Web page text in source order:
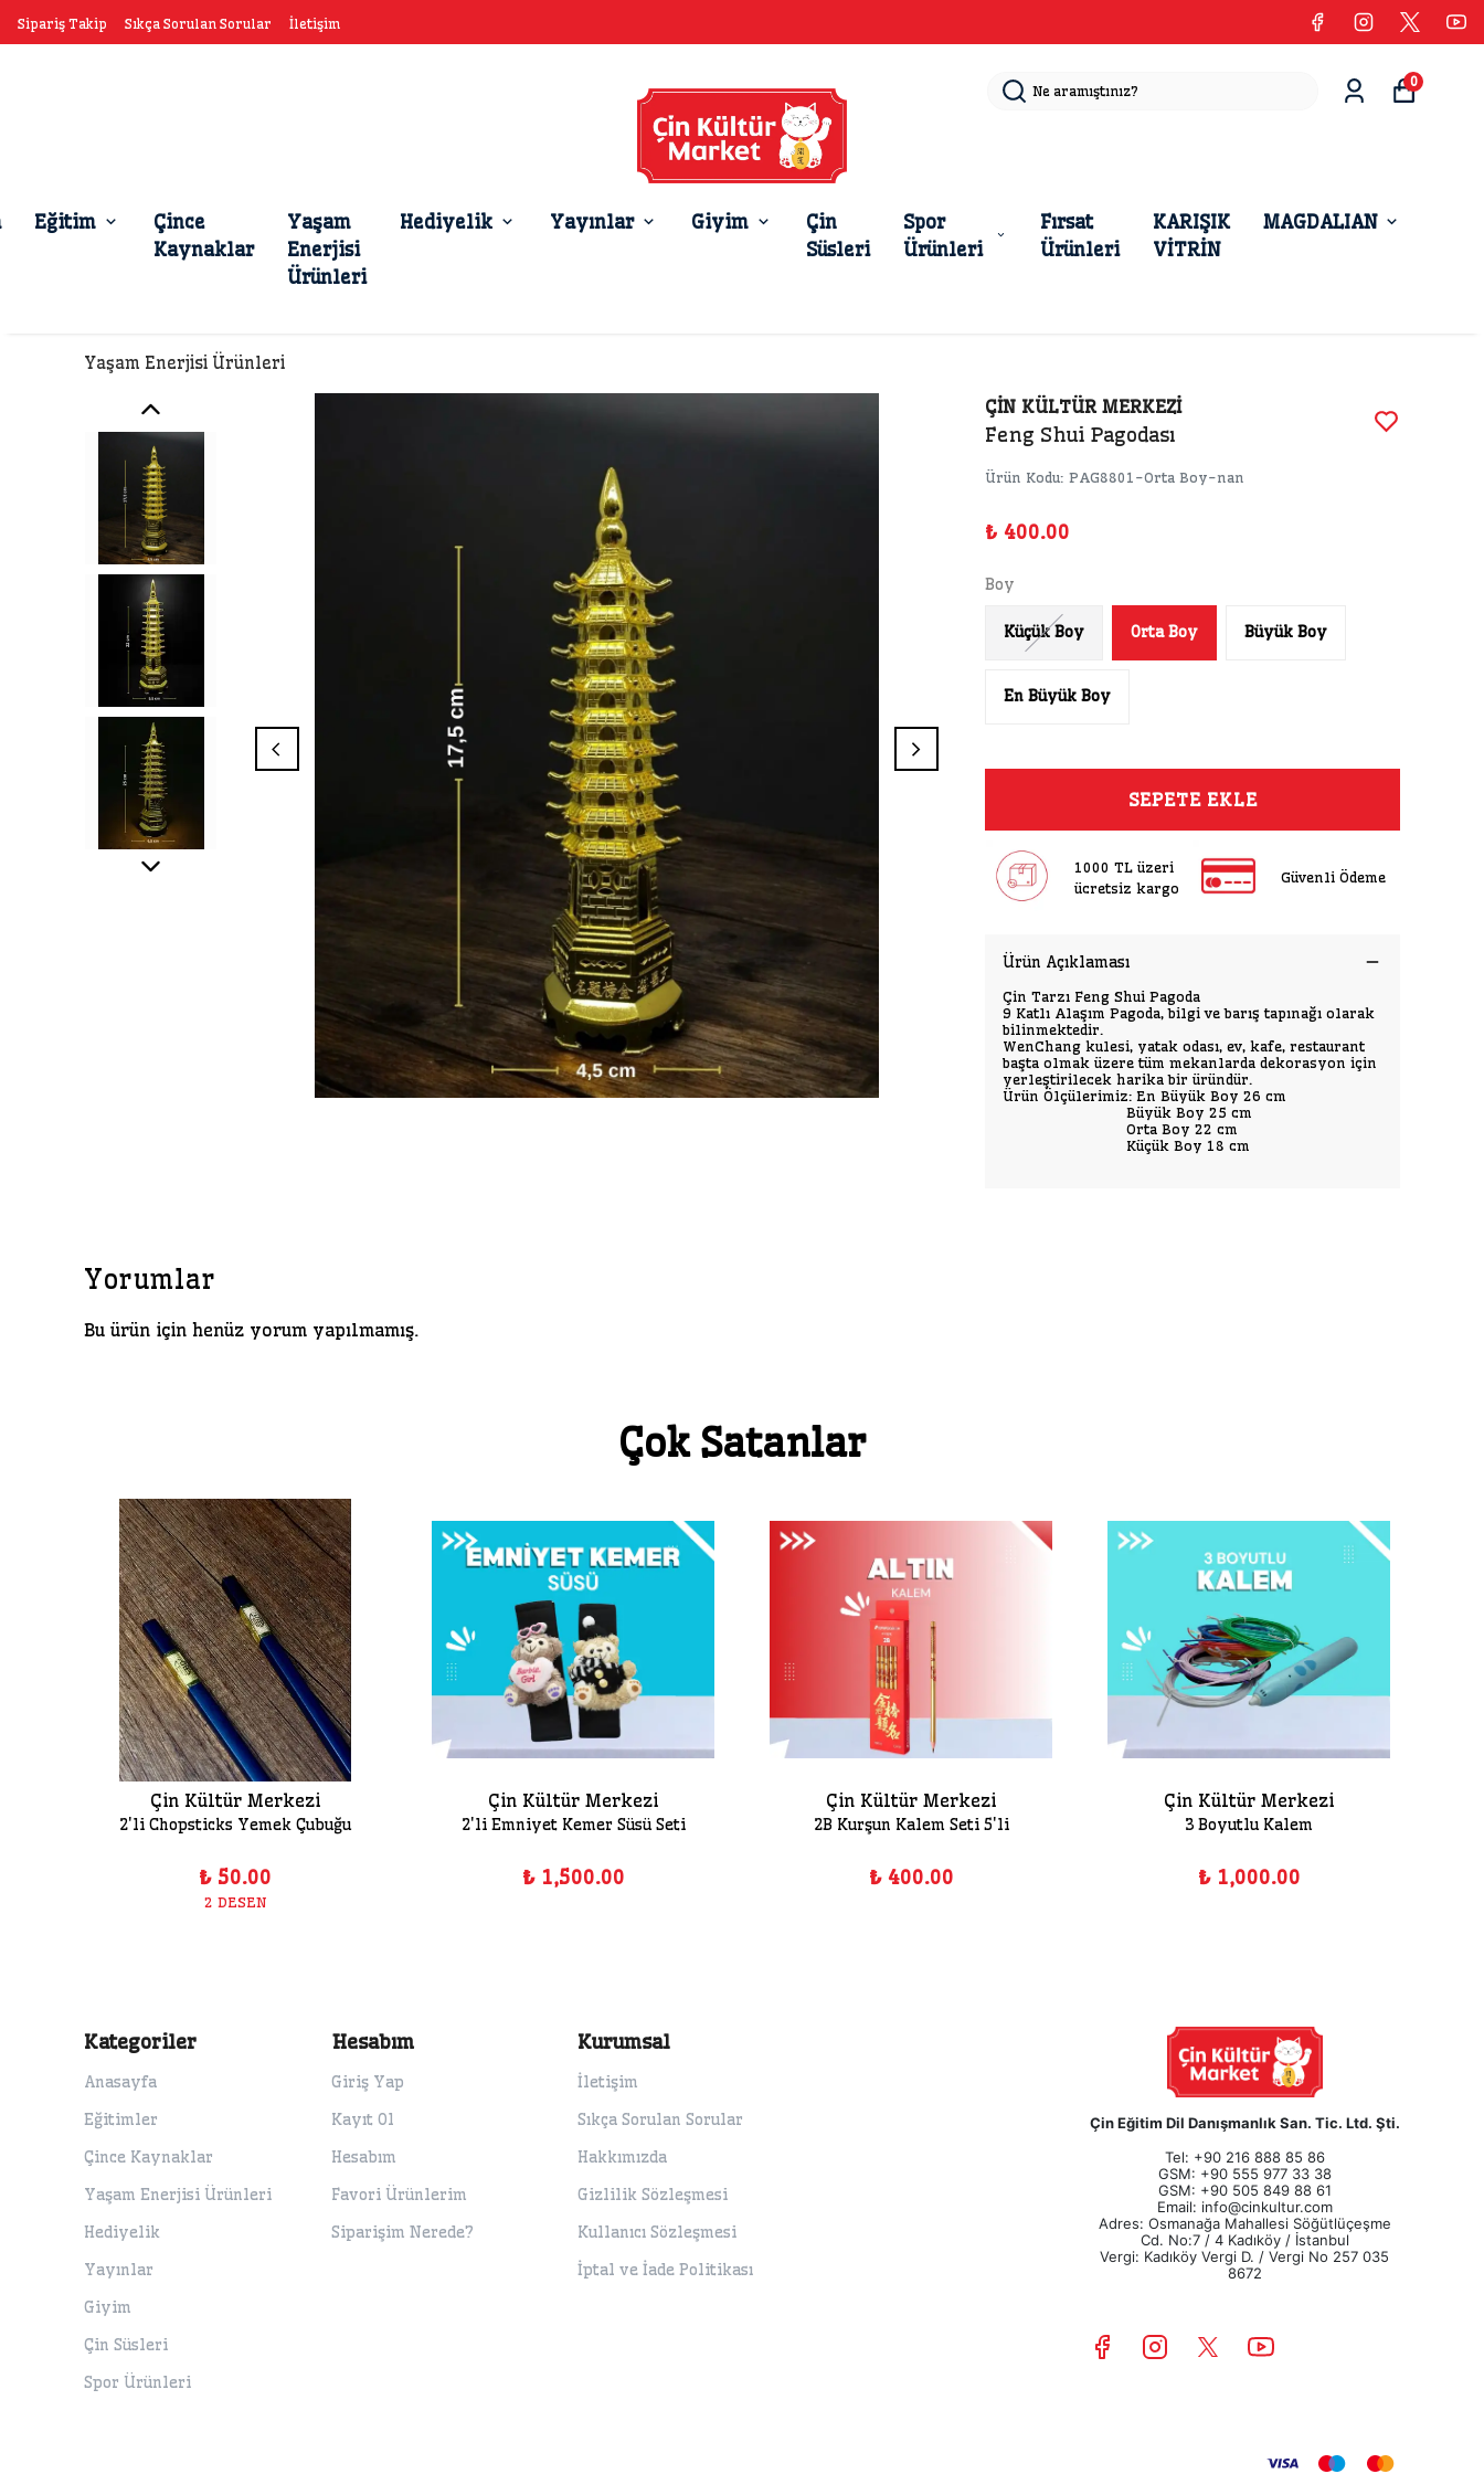
Sipariş Takip Sıkça Sorulan Sorular İletişim
Eğitim
Çince
Kaynaklar
Yaşam
Enerjisi
Ürünleri
Hediyelik Yayınlar Giyim
Çin
Süsleri
Spor
Ürünleri
Fırsat
Ürünleri
KARIŞIK
VİTRİN
MAGDALIAN
0
Yaşam Enerjisi Ürünleri
ÇİN KÜLTÜR MERKEZİ
Feng Shui Pagodası
Ürün Kodu: PAG8801-Orta Boy-nan
₺ 400.00
Boy
Küçük Boy Orta Boy Büyük Boy
En Büyük Boy
SEPETE EKLE
1000 TL üzeri
ücretsiz kargo
Güvenli Ödeme
Ürün Açıklaması
Çin Tarzı Feng Shui Pagoda
9 Katlı Alaşım Pagoda, bilgi ve barış tapınağı olarak
bilinmektedir.
WenChang kulesi, yatak odası, ev, kafe, restaurant
başta olmak üzere tüm mekanlarda dekorasyon için
yerleştirilecek harika bir üründür.
Ürün Ölçülerimiz: En Büyük Boy 26 cm
Büyük Boy 25 cm
Orta Boy 22 cm
Küçük Boy 18 cm
Yorumlar
Bu ürün için henüz yorum yapılmamış.
Çok Satanlar
Çin Kültür Merkezi
2'li Chopsticks Yemek Çubuğu
₺ 50.00
2 DESEN
Çin Kültür Merkezi
2'li Emniyet Kemer Süsü Seti
₺ 1,500.00
Çin Kültür Merkezi
2B Kurşun Kalem Seti 5'li
₺ 400.00
Çin Kültür Merkezi
3 Boyutlu Kalem
₺ 1,000.00
Kategoriler
Anasayfa
Eğitimler
Çince Kaynaklar
Yaşam Enerjisi Ürünleri
Hediyelik
Yayınlar
Giyim
Çin Süsleri
Spor Ürünleri
Hesabım
Giriş Yap
Kayıt Ol
Hesabım
Favori Ürünlerim
Siparişim Nerede?
Kurumsal
İletişim
Sıkça Sorulan Sorular
Hakkımızda
Gizlilik Sözleşmesi
Kullanıcı Sözleşmesi
İptal ve İade Politikası
Çin Eğitim Dil Danışmanlık San. Tic. Ltd. Şti.
Tel: +90 216 888 85 86
GSM: +90 555 977 33 38
GSM: +90 505 849 88 61
Email: info@cinkultur.com
Adres: Osmanağa Mahallesi Söğütlüçeşme
Cd. No:7 / 4 Kadıköy / İstanbul
Vergi: Kadıköy Vergi D. / Vergi No 257 035
8672